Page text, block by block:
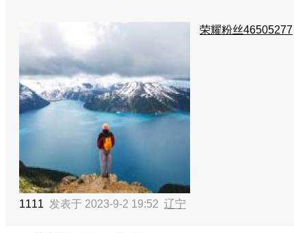
荣耀粉丝46505277
1111 发表于 2023-9-2 19:52 辽宁